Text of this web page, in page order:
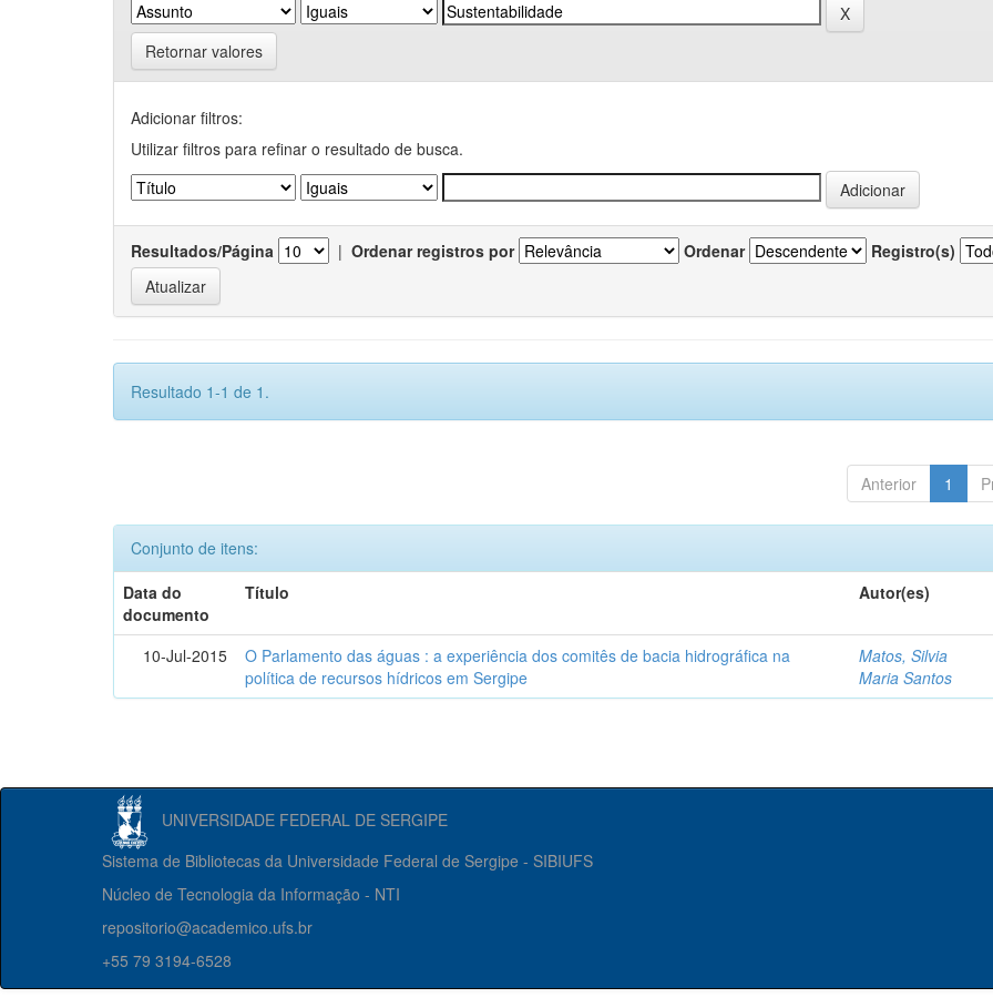
Retornar valores
Adicionar filtros:
Utilizar filtros para refinar o resultado de busca.
Resultados/Página | Ordenar registros por Ordenar Registro(s)
Resultado 1-1 de 1.
Anterior 1
Conjunto de itens:
Data do
documento
Título Autor(es)
10-Jul-2015
O Parlamento das águas : a experiência dos comitês de bacia hidrográfica na
política de recursos hídricos em Sergipe
Matos, Silvia
Maria Santos
UNIVERSIDADE FEDERAL DE SERGIPE
Sistema de Bibliotecas da Universidade Federal de Sergipe - SIBIUFS
Núcleo de Tecnologia da Informação - NTI
repositorio@academico.ufs.br
+55 79 3194-6528